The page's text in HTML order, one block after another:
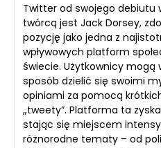
Twitter od swojego debiutu
twórcą jest Jack Dorsey,
pozycję jako jedna z
wpływowych platform
świecie. Użytkownicy mogą
sposób dzielić się swoimi
opiniami za pomocą
„tweety”. Platforma ta
stając się miejscem
różnorodne tematy – od